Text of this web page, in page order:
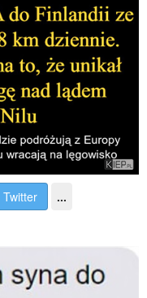
Twitter ...